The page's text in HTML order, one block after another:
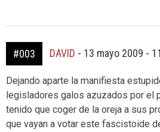
#003 DAVID - 13 mayo 2009 -
Dejando aparte la manifiesta
legisladores galos azuzados por el
tenido que coger de la oreja a sus
que vayan a votar este fascistoide